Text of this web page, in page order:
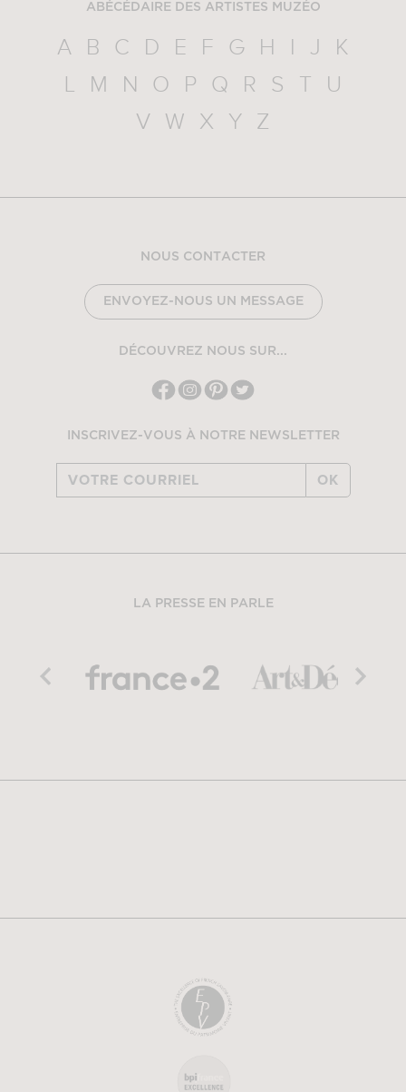
ABÉCÉDAIRE DES ARTISTES MUZÉO
A B C D E F G H I J
K
L
M N O P Q R S T
U
V
W X Y Z
NOUS CONTACTER
ENVOYEZ-NOUS UN MESSAGE
DÉCOUVREZ NOUS SUR...
INSCRIVEZ-VOUS À NOTRE NEWSLETTER
OK
LA PRESSE EN PARLE